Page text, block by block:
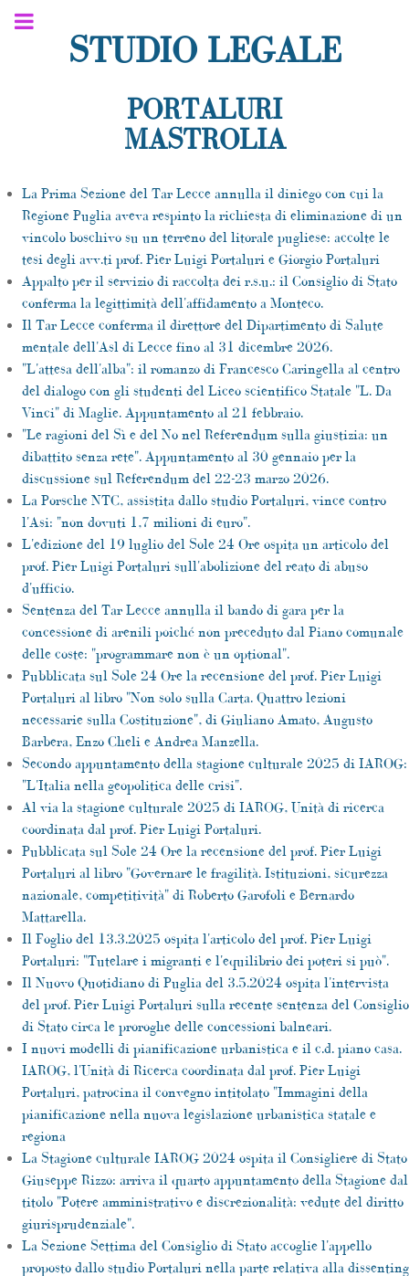
STUDIO LEGALE
PORTALURI
MASTROLIA
La Prima Sezione del Tar Lecce annulla il diniego con cui la
Regione Puglia aveva respinto la richiesta di eliminazione di un
vincolo boschivo su un terreno del litorale pugliese: accolte le
tesi degli avv.ti prof. Pier Luigi Portaluri e Giorgio Portaluri
Appalto per il servizio di raccolta dei r.s.u.: il Consiglio di Stato
conferma la legittimità dell'affidamento a Monteco.
Il Tar Lecce conferma il direttore del Dipartimento di Salute
mentale dell'Asl di Lecce fino al 31 dicembre 2026.
"L'attesa dell'alba": il romanzo di Francesco Caringella al centro
del dialogo con gli studenti del Liceo scientifico Statale "L. Da
Vinci" di Maglie. Appuntamento al 21 febbraio.
"Le ragioni del Sì e del No nel Referendum sulla giustizia: un
dibattito senza rete". Appuntamento al 30 gennaio per la
discussione sul Referendum del 22-23 marzo 2026.
La Porsche NTC, assistita dallo studio Portaluri, vince contro
l'Asi: "non dovuti 1,7 milioni di euro".
L'edizione del 19 luglio del Sole 24 Ore ospita un articolo del
prof. Pier Luigi Portaluri sull'abolizione del reato di abuso
d'ufficio.
Sentenza del Tar Lecce annulla il bando di gara per la
concessione di arenili poiché non preceduto dal Piano comunale
delle coste: "programmare non è un optional".
Pubblicata sul Sole 24 Ore la recensione del prof. Pier Luigi
Portaluri al libro "Non solo sulla Carta. Quattro lezioni
necessarie sulla Costituzione", di Giuliano Amato, Augusto
Barbera, Enzo Cheli e Andrea Manzella.
Secondo appuntamento della stagione culturale 2025 di IAROG:
"L'Italia nella geopolitica delle crisi".
Al via la stagione culturale 2025 di IAROG, Unità di ricerca
coordinata dal prof. Pier Luigi Portaluri.
Pubblicata sul Sole 24 Ore la recensione del prof. Pier Luigi
Portaluri al libro "Governare le fragilità. Istituzioni, sicurezza
nazionale, competitività" di Roberto Garofoli e Bernardo
Mattarella.
Il Foglio del 13.3.2025 ospita l'articolo del prof. Pier Luigi
Portaluri: "Tutelare i migranti e l'equilibrio dei poteri si può".
Il Nuovo Quotidiano di Puglia del 3.5.2024 ospita l'intervista
del prof. Pier Luigi Portaluri sulla recente sentenza del Consiglio
di Stato circa le proroghe delle concessioni balneari.
I nuovi modelli di pianificazione urbanistica e il c.d. piano casa.
IAROG, l'Unità di Ricerca coordinata dal prof. Pier Luigi
Portaluri, patrocina il convegno intitolato "Immagini della
pianificazione nella nuova legislazione urbanistica statale e
regiona
La Stagione culturale IAROG 2024 ospita il Consigliere di Stato
Giuseppe Rizzo: arriva il quarto appuntamento della Stagione dal
titolo "Potere amministrativo e discrezionalità: vedute del diritto
giurisprudenziale".
La Sezione Settima del Consiglio di Stato accoglie l'appello
proposto dallo studio Portaluri nella parte relativa alla dissenting